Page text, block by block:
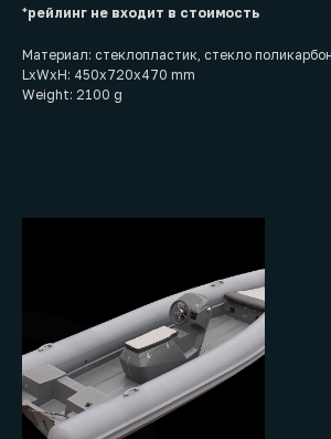
*рейлинг не входит в стоимость
Материал: стеклопластик, стекло
LxWxH: 450x720x470 mm
Weight: 2100 g